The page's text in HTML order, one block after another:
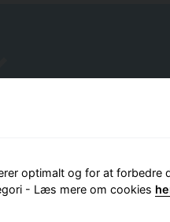
med
iOS og
optimalt og for at forbedre
- Læs mere om cookies